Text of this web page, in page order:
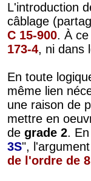
L'introduction
câblage
C 15-900. À
173-4, ni dans
En toute
même lien
une raison de
mettre en
de grade 2.
3S",
de l'ordre de